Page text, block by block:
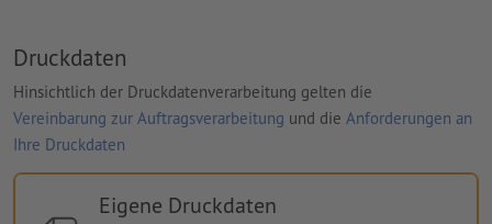
Druckdaten
Hinsichtlich der Druckdatenverarbeitung gelten die
Vereinbarung zur Auftragsverarbeitung und die Anforderungen an
Ihre Druckdaten
Eigene Druckdaten